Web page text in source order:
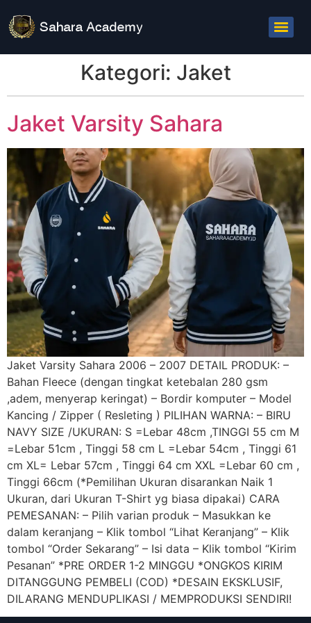
Kategori: Jaket
Jaket Varsity Sahara
Jaket Varsity Sahara 2006 – 2007 DETAIL PRODUK: –
Bahan Fleece (dengan tingkat ketebalan 280 gsm
,adem, menyerap keringat) – Bordir komputer – Model
Kancing / Zipper ( Resleting ) PILIHAN WARNA: – BIRU
NAVY SIZE /UKURAN: S =Lebar 48cm ,TINGGI 55 cm M
=Lebar 51cm , Tinggi 58 cm L =Lebar 54cm , Tinggi 61
cm XL= Lebar 57cm , Tinggi 64 cm XXL =Lebar 60 cm ,
Tinggi 66cm (*Pemilihan Ukuran disarankan Naik 1
Ukuran, dari Ukuran T-Shirt yg biasa dipakai) CARA
PEMESANAN: – Pilih varian produk – Masukkan ke
dalam keranjang – Klik tombol “Lihat Keranjang” – Klik
tombol “Order Sekarang” – Isi data – Klik tombol “Kirim
Pesanan” *PRE ORDER 1-2 MINGGU *ONGKOS KIRIM
DITANGGUNG PEMBELI (COD) *DESAIN EKSKLUSIF,
DILARANG MENDUPLIKASI / MEMPRODUKSI SENDIRI!